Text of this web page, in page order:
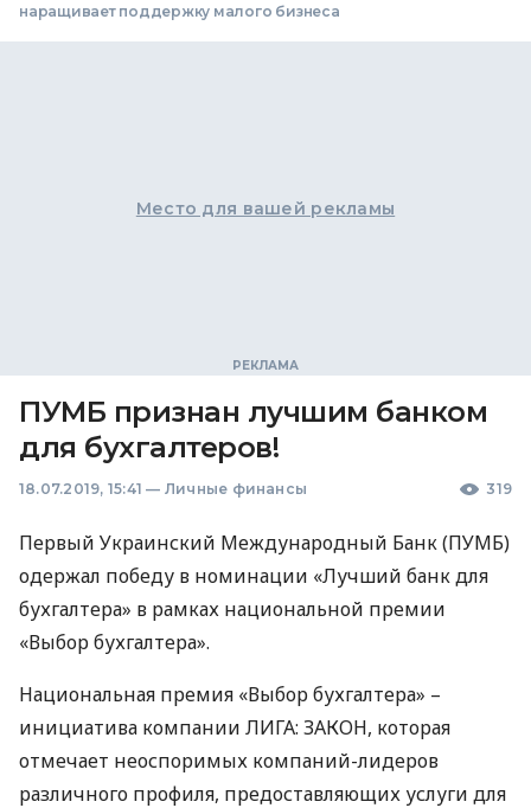
наращивает поддержку малого бизнеса
Место для вашей рекламы
ПУМБ признан лучшим банком
для бухгалтеров!
18.07.2019, 15:41 — Личные финансы 319
Первый Украинский Международный Банк (ПУМБ)
одержал победу в номинации «Лучший банк для
бухгалтера» в рамках национальной премии
«Выбор бухгалтера».
Национальная премия «Выбор бухгалтера» –
инициатива компании ЛИГА: ЗАКОН, которая
отмечает неоспоримых компаний-лидеров
различного профиля, предоставляющих услуги для